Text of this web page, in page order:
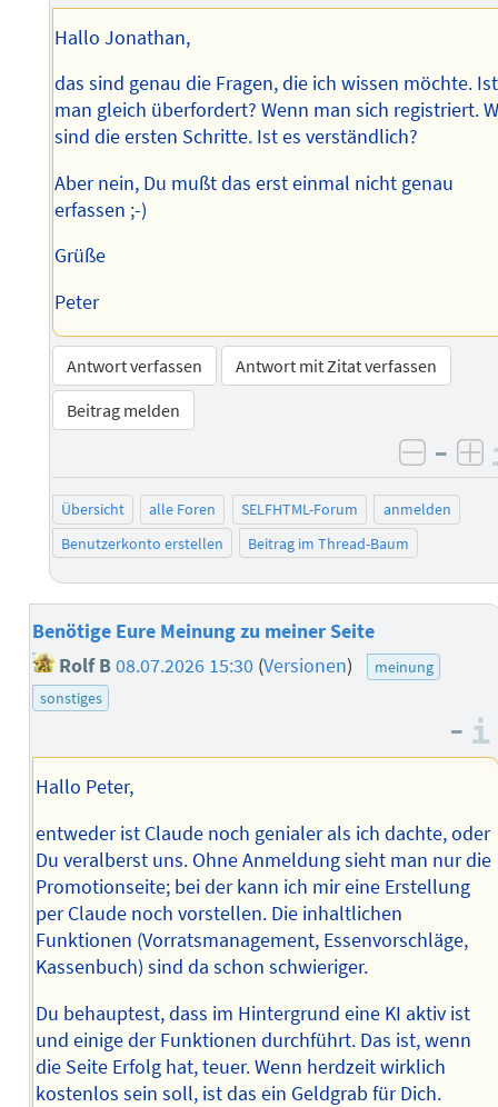
Adresse
des
Autors
Autors
Hallo Jonathan,
das sind genau die Fragen, die ich wissen möchte. Ist
man gleich überfordert? Wenn man sich registriert.
sind die ersten Schritte. Ist es verständlich?
Aber nein, Du mußt das erst einmal nicht genau
erfassen ;-)
Grüße
Peter
Antwort verfassen
Antwort mit Zitat verfassen
Beitrag melden
–
Übersicht alle Foren SELFHTML-Forum
anmelden
Benutzerkonto erstellen
Beitrag im Thread-Baum
Benötige Eure Meinung zu meiner Seite
Rolf B08.07.2026 15:30 (Versionen)
meinung
sonstiges
–
Hallo Peter,
entweder ist Claude noch genialer als ich dachte, oder
Du veralberst uns. Ohne Anmeldung sieht man nur die
Promotionseite; bei der kann ich mir eine Erstellung
per Claude noch vorstellen. Die inhaltlichen
Funktionen (Vorratsmanagement, Essenvorschläge,
Kassenbuch) sind da schon schwieriger.
Du behauptest, dass im Hintergrund eine KI aktiv ist
und einige der Funktionen durchführt. Das ist, wenn
die Seite Erfolg hat, teuer. Wenn herdzeit wirklich
kostenlos sein soll, ist das ein Geldgrab für Dich.